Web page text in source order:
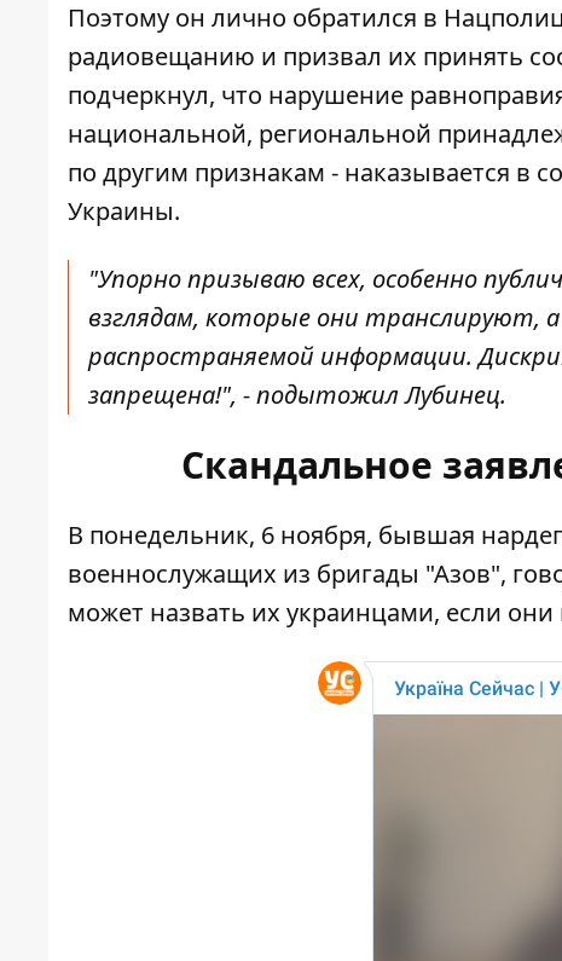
Поэтому он лично обратился в
радиовещанию и призвал их принять
подчеркнул, что нарушение
национальной, региональной
по другим признакам - наказывается в
Украины.
"Упорно призываю всех, особенно
взглядам, которые они транслируют,
распространяемой информации.
запрещена!", - подытожил Лубинец.
Скандальное
В понедельник, 6 ноября, бывшая
военнослужащих из бригады "Азов",
может назвать их украинцами, если они